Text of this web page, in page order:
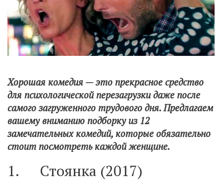
Хорошая комедия — это прекрасное средство
для психологической перезагрузки даже после
самого загруженного трудового дня. Предлагаем
вашему вниманию подборку из 12
замечательных комедий, которые обязательно
стоит посмотреть каждой женщине.
1. Стоянка (2017)